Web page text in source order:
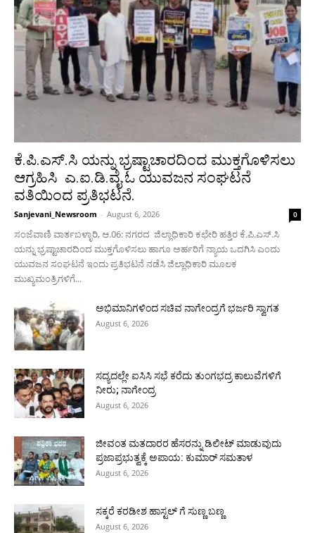
ಕೆ.ಪಿ.ಎಸ್.ಸಿ ಯನ್ನು ಭ್ರಷ್ಟಾಚಾರದಿಂದ ಮುಕ್ತಗೊಳಿಸಲು
ಆಗ್ರಹಿಸಿ ಎ.ಐ.ಡಿ.ವೈ.ಓ ಯುವಜನ ಸಂಘಟನೆ
ವತಿಯಿಂದ ಪ್ರತಿಭಟನೆ.
Sanjevani_Newsroom - August 6, 2026 0
ಸಂಜೆವಾಣಿ ವಾರ್ತಬಳ್ಳಾರಿ, ಆ.06: ನಗರದ ಜಿಲ್ಲಾಧಿಕಾರಿ ಕಛೇರಿ ಹತ್ತಿರ ಕೆ.ಪಿ.ಎಸ್.ಸಿ
ಯನ್ನು ಭ್ರಷ್ಟಾಚಾರದಿಂದ ಮುಕ್ತಗೊಳಿಸಲು ಹಾಗೂ ಅರ್ಹರಿಗೆ ನ್ಯಾಯ ಒದಗಿಸಿ ಎಂದು
ಯುವಜನ ಸಂಘಟನೆ ಇಂದು ಪ್ರತಿಭಟನೆ ನಡೆಸಿ ಜಿಲ್ಲಾಧಿಕಾರಿ ಮೂಲಕ
ಮುಖ್ಯಮಂತ್ರಿಗಳಿಗೆ...
ಅಭಿಮಾನಿಗಳಿಂದ ಸಚಿವ ನಾಗೇಂದ್ರಗೆ ಭರ್ಜರಿ ಸ್ವಾಗತ
August 6, 2026
ಸದ್ಯದಲ್ಲೇ ಐಸಿಸಿ ಸಭೆ ಕರೆದು ತುಂಗಭದ್ರ ಕಾಲುವೆಗಳಿಗೆ
ನೀರು; ನಾಗೇಂದ್ರ
August 6, 2026
ಜೀವಂತ ಮತದಾರರ ಹೆಸರನ್ನು ಡಿಲೀಟ್ ಮಾಡುವುದು
ಪ್ರಜಾಪ್ರಭುತ್ವಕ್ಕೆ ಅಪಾಯ: ಕುಮಾರ್ ಸಮತಾಳ
August 6, 2026
ಸಕ್ಕರೆ ಕರಡೀಶ ಹಾಸ್ಟಲ್ ಗೆ ಸುಣ್ಣ ಬಣ್ಣ
August 6, 2026